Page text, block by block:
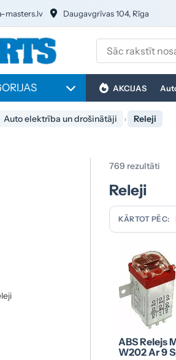
masters.lv Daugavgrīvas 104, Rīga
AKCIJAS
Auto elektrība un drošinātāji Releji
769 rezultāti
Releji
KĀRTOT PĒC:
ABS Relejs
W202 Ar 9